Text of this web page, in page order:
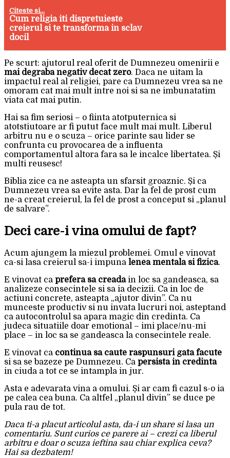
Citeste si...
Cum religia iti dispretuieste
creierul si te transforma in sclav
docil
Pe scurt: ajutorul real oferit de Dumnezeu omenirii e
mai degraba negativ decat zero. Daca ne uitam la
impactul real al religiei, pare ca Dumnezeu vrea sa ne
omoram cat mai mult intre noi si sa ne imbunatatim
viata cat mai putin.
Hai sa fim seriosi – o fiinta atotputernica si
atotstiutoare ar fi putut face mult mai mult. Liberul
arbitru nu e o scuza – orice parinte sau lider se
confrunta cu provocarea de a influenta
comportamentul altora fara sa le incalce libertatea. Și
multi reusesc!
Biblia zice ca ne asteapta un sfarsit groaznic. Și ca
Dumnezeu vrea sa evite asta. Dar la fel de prost cum
ne-a creat creierul, la fel de prost a conceput si „planul
de salvare”.
Deci care-i vina omului de fapt?
Acum ajungem la miezul problemei. Omul e vinovat
ca-si lasa creierul sa-i impuna lenea mentala si fizica.
E vinovat ca prefera sa creadain loc sa gandeasca, sa
analizeze consecintele si sa ia decizii. Ca in loc de
actiuni concrete, asteapta „ajutor divin”. Ca nu
munceste productiv si nu invata lucruri noi, asteptand
ca autocontrolul sa apara magic din credinta. Ca
judeca situatiile doar emotional – imi place/nu-mi
place – in loc sa se gandeasca la consecintele reale.
E vinovat ca continua sa caute raspunsuri gata facute
si sa se bazeze pe Dumnezeu. Ca persista in credinta
in ciuda a tot ce se intampla in jur.
Asta e adevarata vina a omului. Și ar cam fi cazul s-o ia
pe calea cea buna. Ca altfel „planul divin” se duce pe
pula rau de tot.
Daca ti-a placut articolul asta, da-i un share si lasa un
comentariu. Sunt curios ce parere ai – crezi ca liberul
arbitru e doar o scuza ieftina sau chiar explica ceva?
Hai sa dezbatem!